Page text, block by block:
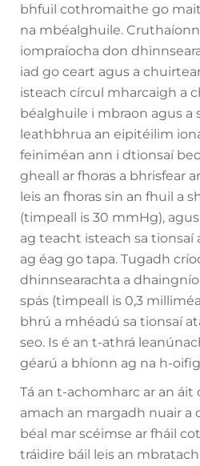
bhfuil cothromaithe go
na mbéalghuile.
iompraíocha don
iad go ceart agus a
isteach círcul mharcaigh a
béalghuile i mbraon agus a
leathbhrua an eipitéilim
feiniméan ann i dtionsaí
gheall ar fhoras a bhrisfear
leis an fhoras sin an fhuil a
(timpeall is 30 mmHg),
ag teacht isteach sa tionsaí
ag éag go tapa. Tugadh
dhinnsearachta a
spás (timpeall is 0,3
bhrú a mhéadú sa tionsaí
seo. Is é an t-athrá
géarú a bhíonn ag na h-
Tá an t-achomharc ar an áit
amach an margadh nuair a
béal mar scéimse ar fháil
tráidire báil leis an